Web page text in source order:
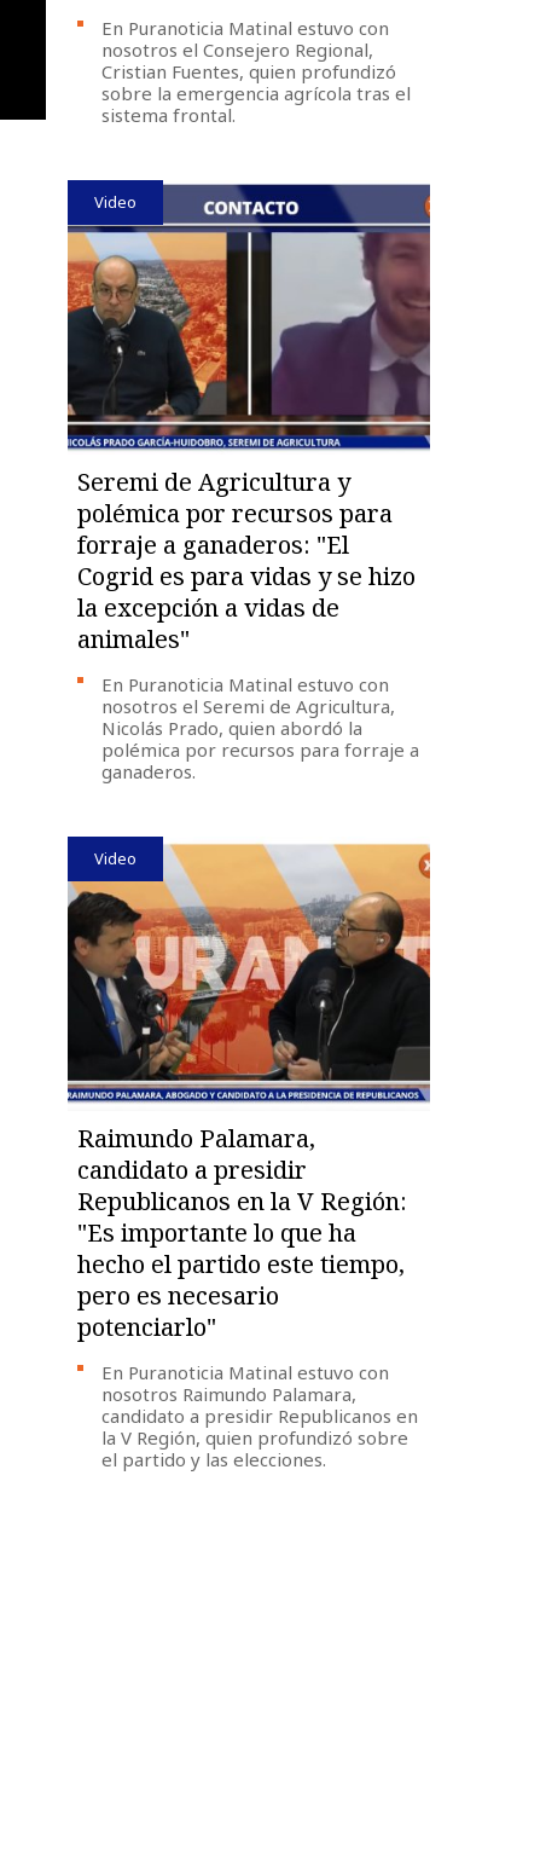
En Puranoticia Matinal estuvo con
nosotros el Consejero Regional,
Cristian Fuentes, quien profundizó
sobre la emergencia agrícola tras el
sistema frontal.
Video
Seremi de Agricultura y
polémica por recursos para
forraje a ganaderos: "El
Cogrid es para vidas y se hizo
la excepción a vidas de
animales"
En Puranoticia Matinal estuvo con
nosotros el Seremi de Agricultura,
Nicolás Prado, quien abordó la
polémica por recursos para forraje a
ganaderos.
Video
Raimundo Palamara,
candidato a presidir
Republicanos en la V Región:
"Es importante lo que ha
hecho el partido este tiempo,
pero es necesario
potenciarlo"
En Puranoticia Matinal estuvo con
nosotros Raimundo Palamara,
candidato a presidir Republicanos en
la V Región, quien profundizó sobre
el partido y las elecciones.